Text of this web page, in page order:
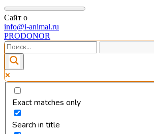
Сайт о
info@i-animal.ru
PRODONOR
Exact matches only
Search in title